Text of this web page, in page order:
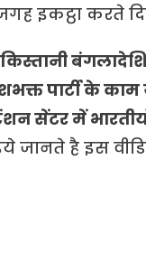
इकट्ठा करते
पार्टी के काम
सेंटर में
जानते है इस